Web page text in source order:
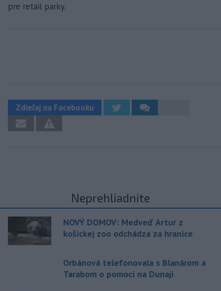
pre retail parky.
Zdieľaj na Facebooku
Neprehliadnite
NOVÝ DOMOV: Medveď Artur z
košickej zoo odchádza za hranice
Orbánová telefonovala s Blanárom a
Tarabom o pomoci na Dunaji